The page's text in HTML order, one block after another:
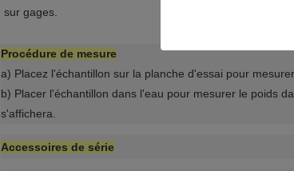
sur gages.
Procédure de mesure
a) Placez l'échantillon sur la planche d'essai pour
b) Placer l'échantillon dans l'eau pour mesurer le poids
s'affichera.
Accessoires de série